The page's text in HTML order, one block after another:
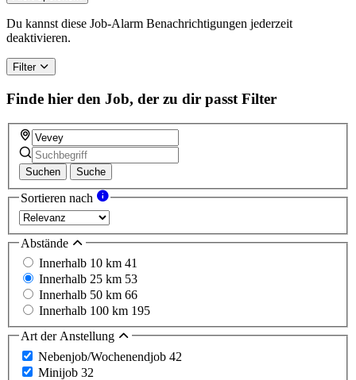
Du kannst diese Job-Alarm Benachrichtigungen jederzeit
deaktivieren.
Filter
Finde hier den Job, der zu dir passt Filter
Suchen Suche
Sortieren nach
Abstände
Innerhalb 10 km 41
Innerhalb 25 km 53
Innerhalb 50 km 66
Innerhalb 100 km 195
Art der Anstellung
Nebenjob/Wochenendjob 42
Minijob 32